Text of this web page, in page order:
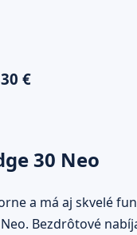
€
30 Neo
a má aj skvelé
Bezdrôtové